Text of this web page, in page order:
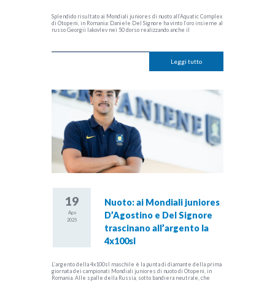
Splendido risultato ai Mondiali juniores di nuoto all’Aquatic Complex
di Otopeni, in Romania: Daniele Del Signore ha vinto l’oro insieme al
russo Georgii Iakovlev nei 50 dorso realizzando anche il
Leggi tutto
19
Ago
2025
Nuoto: ai Mondiali juniores
D’Agostino e Del Signore
trascinano all’argento la
4x100sl
L’argento della 4x100sl maschile è la punta di diamante della prima
giornata dei campionati Mondiali juniores di nuoto di Otopeni, in
Romania. Alle spalle della Russia, sotto bandiera neutrale, che